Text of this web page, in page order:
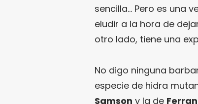
sencilla… Pero es una
eludir a la hora de
otro lado, tiene una
No digo ninguna
especie de hidra
Samson y la de